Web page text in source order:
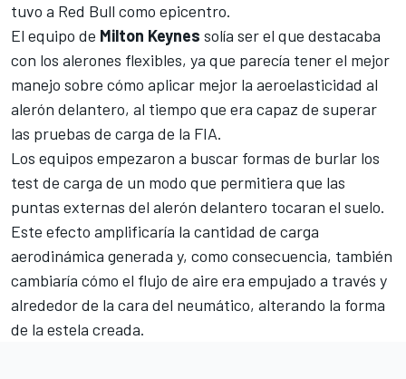
tuvo a Red Bull como epicentro.
El equipo de Milton Keynes solía ser el que destacaba
con los alerones flexibles, ya que parecía tener el mejor
manejo sobre cómo aplicar mejor la aeroelasticidad al
alerón delantero, al tiempo que era capaz de superar
las pruebas de carga de la FIA.
Los equipos empezaron a buscar formas de burlar los
test de carga de un modo que permitiera que las
puntas externas del alerón delantero tocaran el suelo.
Este efecto amplificaría la cantidad de carga
aerodinámica generada y, como consecuencia, también
cambiaría cómo el flujo de aire era empujado a través y
alrededor de la cara del neumático, alterando la forma
de la estela creada.